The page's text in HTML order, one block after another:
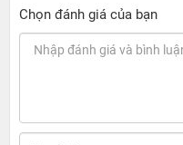
Chọn đánh giá của bạn